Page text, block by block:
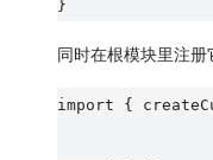
同时在根模块里注册
import {